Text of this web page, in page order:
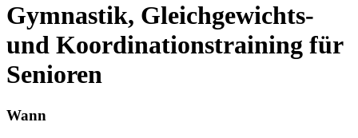
Gymnastik, Gleichgewichts-
und Koordinationstraining für
Senioren
Wann